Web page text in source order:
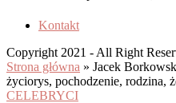
Kontakt
Copyright 2021 - All Right
Strona główna » Jacek
życiorys, pochodzenie, rodzina,
CELEBRYCI